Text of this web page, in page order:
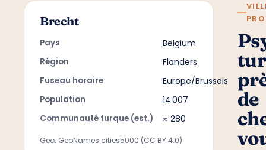
Brecht
Pays Belgium
Région Flanders
Fuseau horaire Europe/Brussels
Population 14 007
Communauté turque (est.) ≈ 280
Geo: GeoNames cities5000 (CC BY 4.0)
de